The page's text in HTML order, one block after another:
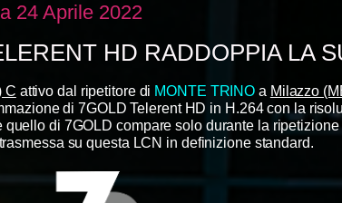
24 Aprile 2022
HD RADDOPPIA LA
C attivo dal ripetitore di MONTE TRINO a Milazzo
di 7GOLD Telerent HD in H.264con la
quello di 7GOLDcompare solo durante la
su questa LCN in definizione standard.